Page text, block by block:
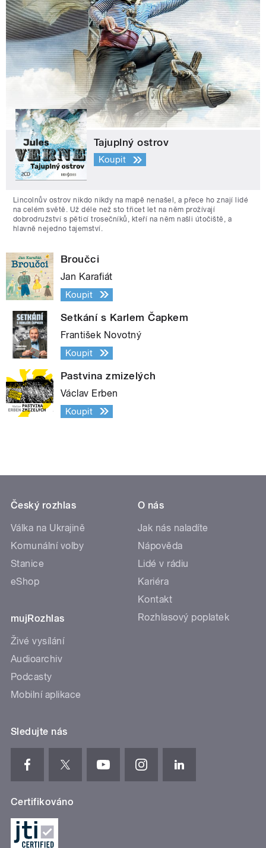
Tajuplný ostrov
Koupit
Lincolnův ostrov nikdo nikdy na mapě nenašel, a přece ho znají lidé
na celém světě. Už déle než sto třicet let na něm prožívají
dobrodružství s pěticí trosečníků, kteří na něm našli útočiště, a
hlavně nejedno tajemství.
Broučci
Jan Karafiát
Koupit
Setkání s Karlem Čapkem
František Novotný
Koupit
Pastvina zmizelých
Václav Erben
Koupit
Český rozhlas
Válka na Ukrajině
Komunální volby
Stanice
eShop
mujRozhlas
Živé vysílání
Audioarchiv
Podcasty
Mobilní aplikace
O nás
Jak nás naladíte
Nápověda
Lidé v rádiu
Kariéra
Kontakt
Rozhlasový poplatek
Sledujte nás
Certifikováno